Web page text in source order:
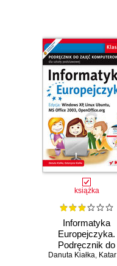
książka
Informatyka
Europejczyka.
Podręcznik do
zajęć
Danuta Kiałka, Katarzyna Kiałka